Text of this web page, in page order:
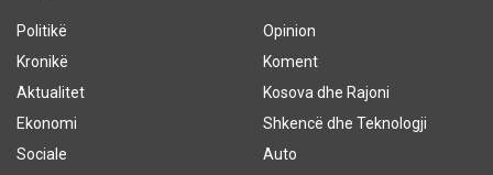
Politikë
Kronikë
Aktualitet
Ekonomi
Sociale
Opinion
Koment
Kosova dhe Rajoni
Shkencë dhe Teknologji
Auto